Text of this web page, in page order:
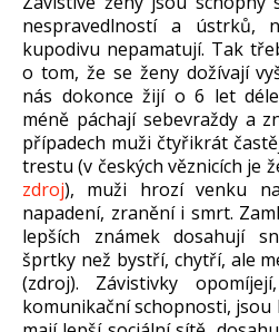
nespravedlností a ústrků,
kupodivu nepamatují. Tak
o tom, že se ženy dožívají
nás dokonce žijí o 6 let
méně páchají sebevraždy a
případech muži čtyřikrát
trestu (v českých věznicích je
zdroj), muži hrozí venku
napadení, zranění i smrt.
lepších známek dosahují
šprtky než bystří, chytří, ale
(zdroj). Závistivky
komunikační schopnosti, jsou